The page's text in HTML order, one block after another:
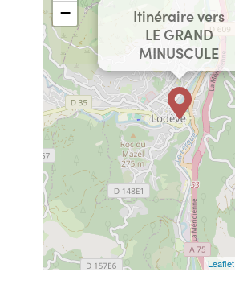
Itinéraire vers
LE GRAND
MINUSCULE
−
Leaflet